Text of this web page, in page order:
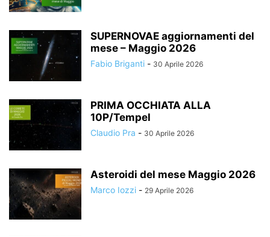
SUPERNOVAE aggiornamenti del
mese – Maggio 2026
Fabio Briganti - 30 Aprile 2026
PRIMA OCCHIATA ALLA
10P/Tempel
Claudio Pra - 30 Aprile 2026
Asteroidi del mese Maggio 2026
Marco Iozzi - 29 Aprile 2026